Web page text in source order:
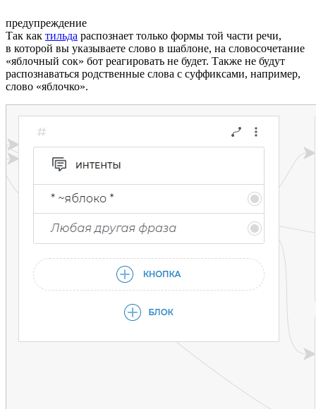
предупреждение
Так как тильда распознает только формы той части речи,
в которой вы указываете слово в шаблоне, на словосочетание
«яблочный сок» бот реагировать не будет. Также не будут
распознаваться родственные слова с суффиксами, например,
слово «яблочко».